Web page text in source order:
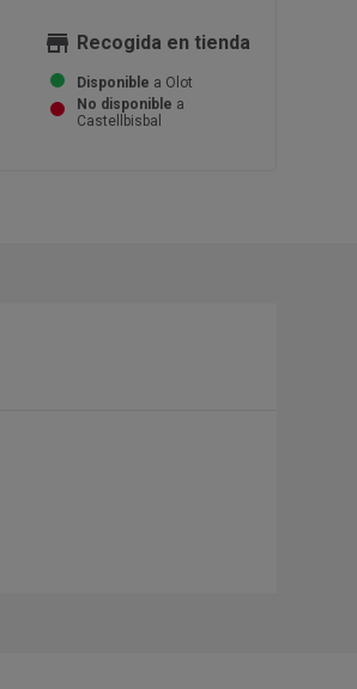
store Recogida en tienda
Disponible a Olot
No disponible a
Castellbisbal